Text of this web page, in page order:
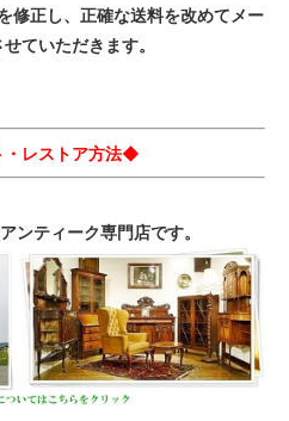
修正し、正確な送料を改めてメー
ていただきます。
レストア方法◆
ティーク専門店です。